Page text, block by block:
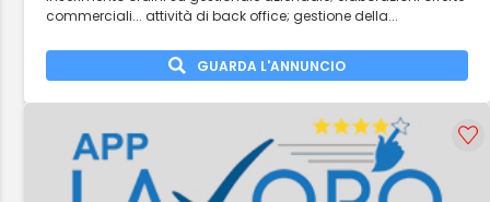
commerciali... attività di back office; gestione della...
GUARDA L'ANNUNCIO